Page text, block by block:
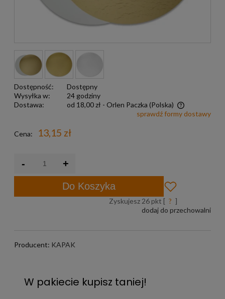
Dostępność:
Dostępny
Wysyłka w:
24 godziny
Dostawa:
od 18,00 zł - Orlen Paczka (Polska)
sprawdź formy dostawy
Cena: 13,15 zł
- +
Do Koszyka
Zyskujesz 26 pkt [ ? ]
dodaj do przechowalni
Producent: KAPAK
W pakiecie kupisz taniej!